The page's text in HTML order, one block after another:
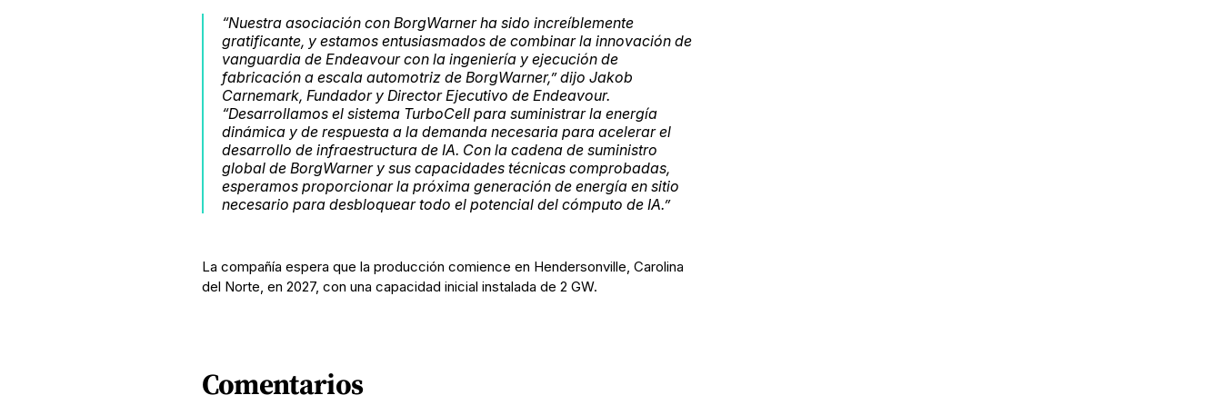
“Nuestra asociación con BorgWarner ha sido increíblemente
gratificante, y estamos entusiasmados de combinar la innovación de
vanguardia de Endeavour con la ingeniería y ejecución de
fabricación a escala automotriz de BorgWarner,” dijo Jakob
Carnemark, Fundador y Director Ejecutivo de Endeavour.
“Desarrollamos el sistema TurboCell para suministrar la energía
dinámica y de respuesta a la demanda necesaria para acelerar el
desarrollo de infraestructura de IA. Con la cadena de suministro
global de BorgWarner y sus capacidades técnicas comprobadas,
esperamos proporcionar la próxima generación de energía en sitio
necesario para desbloquear todo el potencial del cómputo de IA.”
La compañía espera que la producción comience en Hendersonville, Carolina
del Norte, en 2027, con una capacidad inicial instalada de 2 GW.
Comentarios